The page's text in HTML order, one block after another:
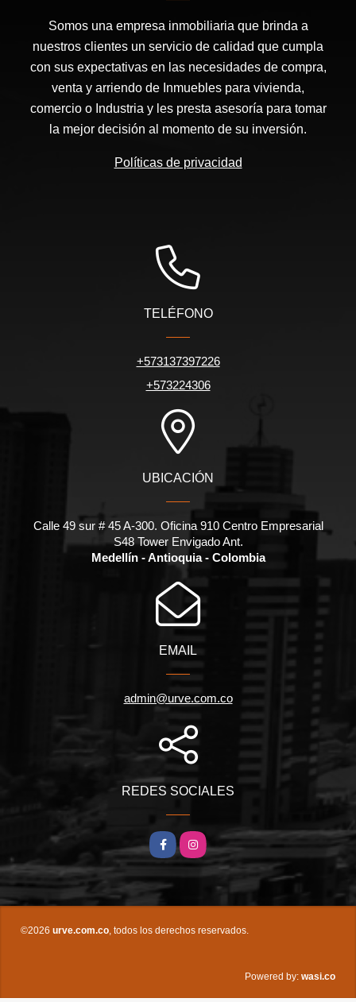
Somos una empresa inmobiliaria que brinda a
nuestros clientes un servicio de calidad que cumpla
con sus expectativas en las necesidades de compra,
venta y arriendo de Inmuebles para vivienda,
comercio o Industria y les presta asesoría para tomar
la mejor decisión al momento de su inversión.
Políticas de privacidad
TELÉFONO
+573137397226
+573224306
UBICACIÓN
Calle 49 sur # 45 A-300. Oficina 910 Centro Empresarial
S48 Tower Envigado Ant.
Medellín - Antioquia - Colombia
EMAIL
admin@urve.com.co
REDES SOCIALES
FacebookInstagram
©2026 urve.com.co, todos los derechos reservados.
Powered by: wasi.co